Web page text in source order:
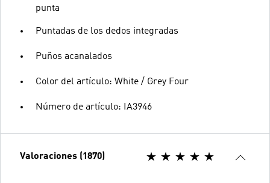
punta
Puntadas de los dedos integradas
Puños acanalados
Color del artículo: White / Grey Four
Número de artículo: IA3946
Valoraciones (1870)